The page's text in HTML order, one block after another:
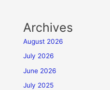
Archives
August 2026
July 2026
June 2026
July 2025